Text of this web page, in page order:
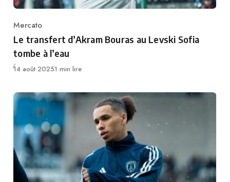
Category
Mercato
Le transfert d’Akram Bouras au Levski Sofia
tombe à l’eau
Publié
14 août 20251 min lire